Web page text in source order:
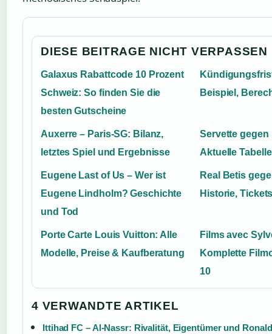
DIESE BEITRAGE NICHT VERPASSEN
Galaxus Rabattcode 10 Prozent
Schweiz: So finden Sie die
besten Gutscheine
Beispiel,
Auxerre – Paris-SG: Bilanz,
letztes Spiel und Ergebnisse
Servette gegen
Aktuelle
Eugene Last of Us – Wer ist
Eugene Lindholm? Geschichte
und Tod
Real Betis
Historie,
Porte Carte Louis Vuitton: Alle
Modelle, Preise & Kaufberatung
Films avec
Komplette
10
4 VERWANDTE ARTIKEL
Ittihad FC – Al-Nassr: Rivalität, Eigentümer und